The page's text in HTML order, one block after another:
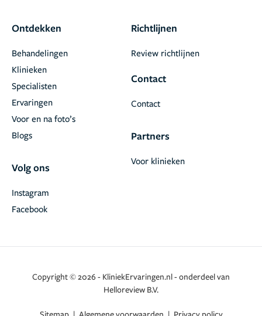
Ontdekken
Behandelingen
Klinieken
Specialisten
Ervaringen
Voor en na foto’s
Blogs
Volg ons
Facebook
Instagram
Richtlijnen
Review richtlijnen
Contact
Contact
Partners
Voor klinieken
Copyright © 2026 - KliniekErvaringen.nl - onderdeel van
Helloreview B.V.